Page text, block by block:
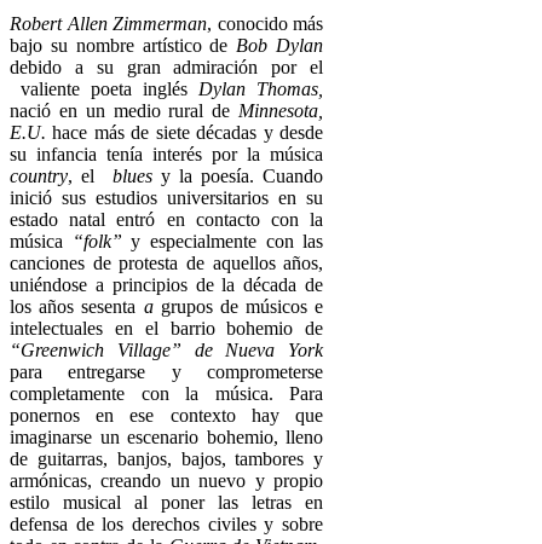
Robert Allen Zimmerman, conocido más
bajo su nombre artístico de Bob Dylan
debido a su gran admiración por el
valiente poeta inglés Dylan Thomas,
nació en un medio rural de Minnesota,
E.U.hace más de siete décadas y desde
su infancia tenía interés por la música
country, el blues y la poesía. Cuando
inició sus estudios universitarios en su
estado natal entró en contacto con la
música
“folk” y especialmente con las
canciones de protesta de aquellos años,
uniéndose a principios de la década de
los años sesenta agrupos de músicos e
intelectuales en el barrio bohemio de
“Greenwich Village” de Nueva York
para entregarse y comprometerse
completamente con la música. Para
ponernos en ese contexto hay que
imaginarse un escenario bohemio, lleno
de guitarras, banjos, bajos, tambores y
armónicas, creando un nuevo y propio
estilo musical al poner las letras en
defensa de los derechos civiles y sobre